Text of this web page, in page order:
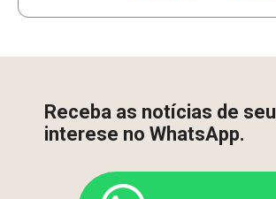
Receba as notícias de seu
interese no WhatsApp.